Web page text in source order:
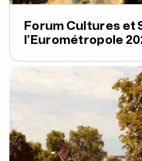
Forum Cultures et
l’Eurométropole